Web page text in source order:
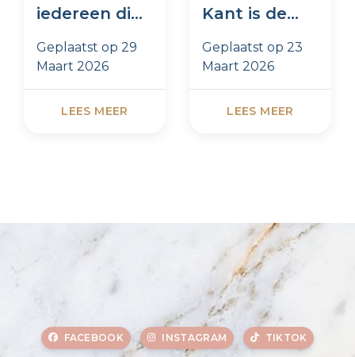
iedereen dit
seizoen
draagt
Geplaatst op 29
Maart 2026
LEES MEER
Kant is de
trend van
dit moment
Geplaatst op 23
Maart 2026
LEES MEER
FACEBOOK INSTAGRAM TIKTOK